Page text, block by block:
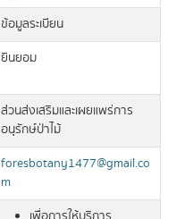
ข้อมูลระเบียน
ยินยอม
ส่วนส่งเสริมและเผยแพร่การ
อนุรักษ์ป่าไม้
foresbotany1477@gmail.co
m